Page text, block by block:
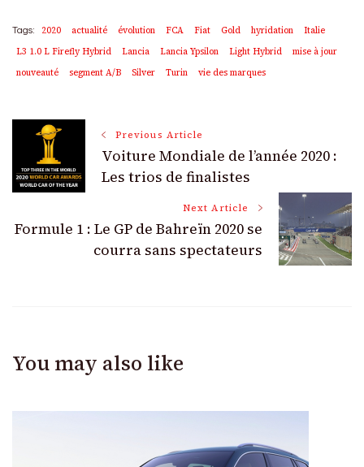
Tags: 2020 actualité évolution FCA Fiat Gold hyridation
Italie
L3 1.0 L Firefly Hybrid
Lancia Lancia Ypsilon Light Hybrid
mise à jour
nouveauté
segment A/B Silver Turin vie des marques
Post
Navigation
Previous Article
Voiture Mondiale de l’année 2020 :
Les trios de finalistes
Next Article
Formule 1 : Le GP de Bahreïn 2020 se
courra sans spectateurs
You may also like